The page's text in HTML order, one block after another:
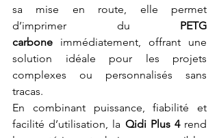
sa mise en route, elle permet
d’imprimer du PETG
carbone immédiatement, offrant une
solution idéale pour les projets
complexes ou personnalisés sans
tracas.
En combinant puissance, fiabilité et
facilité d’utilisation, la Qidi Plus 4 rend